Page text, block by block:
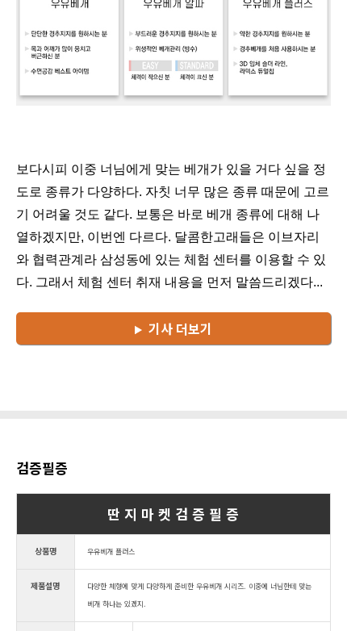
보다시피 이중 너님에게 맞는 베개가 있을 거다 싶을 정
도로 종류가 다양하다. 자칫 너무 많은 종류 때문에 고르
기 어려울 것도 같다. 보통은 바로 베개 종류에 대해 나
열하겠지만, 이번엔 다르다. 달콤한고래들은 이브자리
와 협력관계라 삼성동에 있는 체험 센터를 이용할 수 있
다. 그래서 체험 센터 취재 내용을 먼저 말씀드리겠다...
기사 더보기
검증필증
딴 지 마 켓 검 증 필 증
상품명 우유베개 플러스
제품설명
다양한 체형에 맞게 다양하게 준비한 우유베개 시리즈. 이중에 너님한테 맞는
베개 하나는 있겠지.